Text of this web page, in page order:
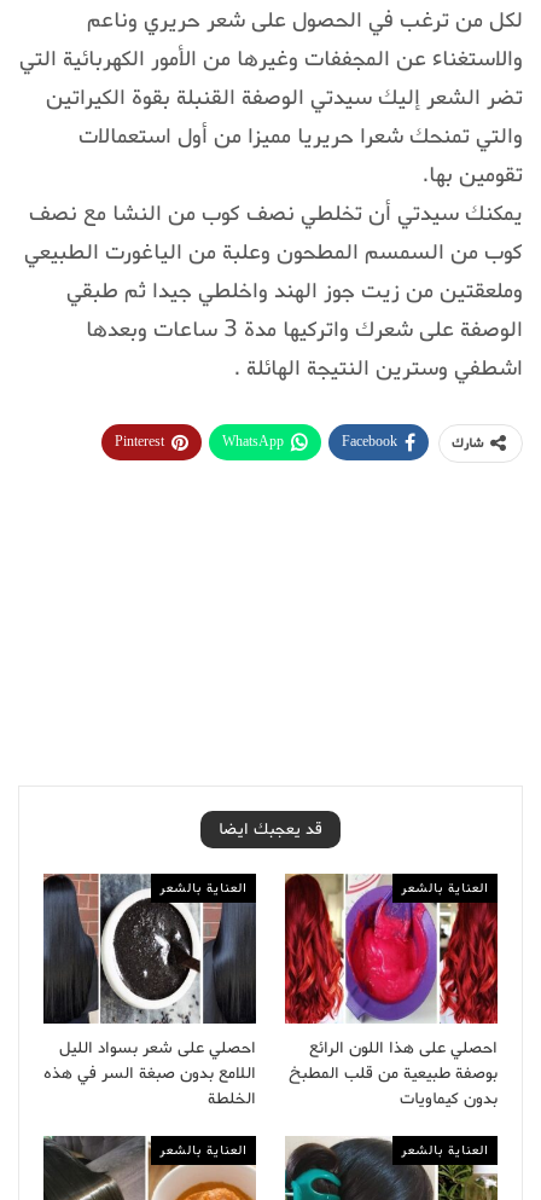
لكل من ترغب في الحصول على شعر حريري وناعم
والاستغناء عن المجففات وغيرها من الأمور الكهربائية التي
تضر الشعر إليك سيدتي الوصفة القنبلة بقوة الكيراتين
والتي تمنحك شعرا حريريا مميزا من أول استعمالات
تقومين بها.
يمكنك سيدتي أن تخلطي نصف كوب من النشا مع نصف
كوب من السمسم المطحون وعلبة من الياغورت الطبيعي
وملعقتين من زيت جوز الهند واخلطي جيدا ثم طبقي
الوصفة على شعرك واتركيها مدة 3 ساعات وبعدها
اشطفي وسترين النتيجة الهائلة .
شارك Facebook
WhatsApp
Pinterest
قد يعجبك ايضا
العناية بالشعر
احصلي على هذا اللون الرائع
بوصفة طبيعية من قلب المطبخ
بدون كيماويات
العناية بالشعر
احصلي على شعر بسواد الليل
اللامع بدون صبغة السر في هذه
الخلطة
العناية بالشعر العناية بالشعر